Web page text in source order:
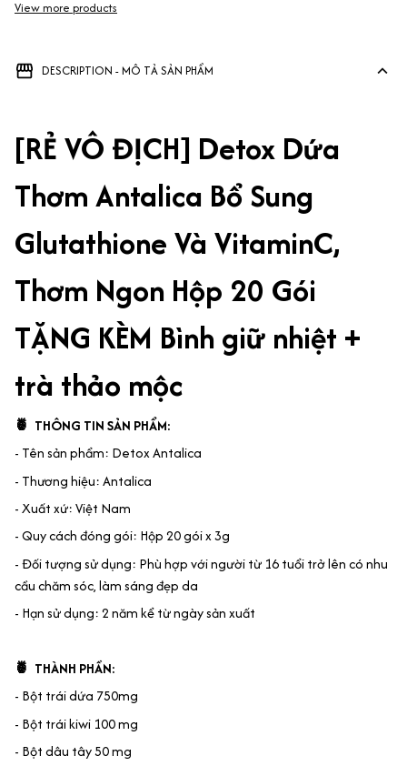
View more products
DESCRIPTION - MÔ TẢ SẢN PHẨM
[RẺ VÔ ĐỊCH] Detox Dứa
Thơm Antalica Bổ Sung
Glutathione Và VitaminC,
Thơm Ngon Hộp 20 Gói
TẶNG KÈM Bình giữ nhiệt +
trà thảo mộc
🍍 THÔNG TIN SẢN PHẨM:
- Tên sản phẩm: Detox Antalica
- Thương hiệu: Antalica
- Xuất xứ: Việt Nam
- Quy cách đóng gói: Hộp 20 gói x 3g
- Đối tượng sử dụng: Phù hợp với người từ 16 tuổi trở lên có nhu
cầu chăm sóc, làm sáng đẹp da
- Hạn sử dụng: 2 năm kể từ ngày sản xuất
🍍 THÀNH PHẦN:
- Bột trái dứa 750mg
- Bột trái kiwi 100 mg
- Bột dâu tây 50 mg